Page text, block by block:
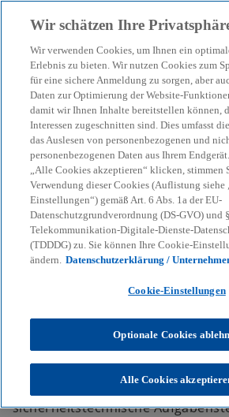
menu search
Worauf
beim
Agenten achten
Non-human Identities (NHI)
managen, Governance stärken –
Praxis-Tipps jetzt im Whitepaper.
Corporate
Die rasante Entwicklung von
(KI) stellt Unternehmen vor neue
sicherheitstechnische
Wir schätzen Ihre
Wir verwenden Cookies, um Ihnen ein
Erlebnis zu bieten. Wir nutzen Cookies zum
für eine sichere Anmeldung zu sorgen, aber
Daten zur Optimierung der Website-
damit wir Ihnen Inhalte bereitstellen können,
Interessen zugeschnitten sind. Dies umfasst
das Auslesen von personenbezogenen und
personenbezogenen Daten aus Ihrem
„Alle Cookies akzeptieren“ klicken, stimmen
Verwendung dieser Cookies (Auflistung siehe
Einstellungen“) gemäß Art. 6 Abs. 1a der EU-
Datenschutzgrundverordnung (DS-GVO) und
Telekommunikation-Digitale-Dienste-
(TDDDG) zu. Sie können Ihre Cookie-
ändern. Datenschutzerklärung /
Cookie-Einstellungen
Optionale Cookies
Alle Cookies